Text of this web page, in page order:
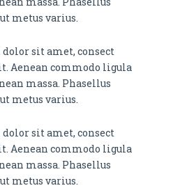
metus varius.
sit amet, consect
Aenean commodo ligula
massa. Phasellus
metus varius.
sit amet, consect
Aenean commodo ligula
massa. Phasellus
metus varius.